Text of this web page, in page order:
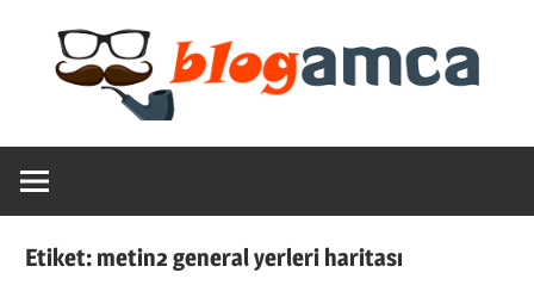
content
Blogamca
2025
Haber,
Blogların
Etiket:metin2 general yerleri haritası